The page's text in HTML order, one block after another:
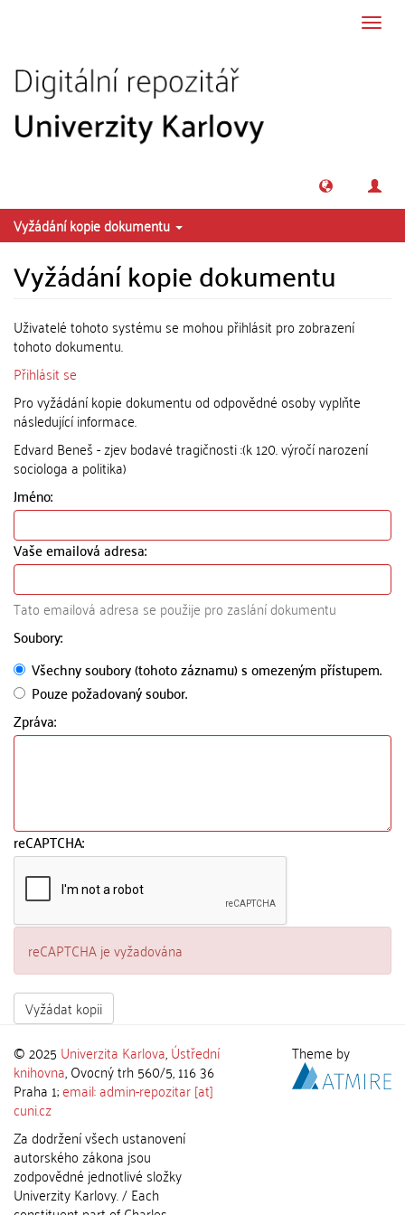
Vyžádání kopie dokumentu
Vyžádání kopie dokumentu
Uživatelé tohoto systému se mohou přihlásit pro zobrazení
tohoto dokumentu.
Přihlásit se
Pro vyžádání kopie dokumentu od odpovědné osoby vyplňte
následující informace.
Edvard Beneš - zjev bodavé tragičnosti :(k 120. výročí narození
sociologa a politika)
Jméno:
Vaše emailová adresa:
Tato emailová adresa se použije pro zaslání dokumentu
Soubory:
Všechny soubory (tohoto záznamu) s omezeným přístupem.
Pouze požadovaný soubor.
Zpráva:
reCAPTCHA:
reCAPTCHA je vyžadována
Vyžádat kopii
© 2025 Univerzita Karlova,Ústřední
knihovna, Ovocný trh 560/5, 116 36
Praha 1;email: admin-repozitar [at]
cuni.cz
Za dodržení všech ustanovení
autorského zákona jsou
zodpovědné jednotlivé složky
Univerzity Karlovy. / Each
Theme by